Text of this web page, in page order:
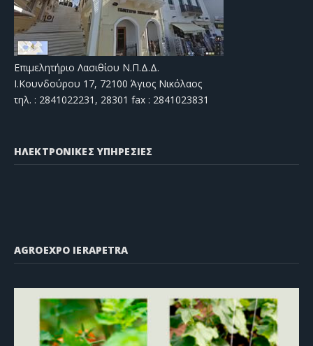
Επιμελητήριο Λασιθίου Ν.Π.Δ.Δ.
Ι.Κουνδούρου 17, 72100 Άγιος Νικόλαος
τηλ. : 2841022231, 28301 fax : 2841023831
ΗΛΕΚΤΡΟΝΙΚΕΣ ΥΠΗΡΕΣΙΕΣ
AGROEXPO IERAPETRA